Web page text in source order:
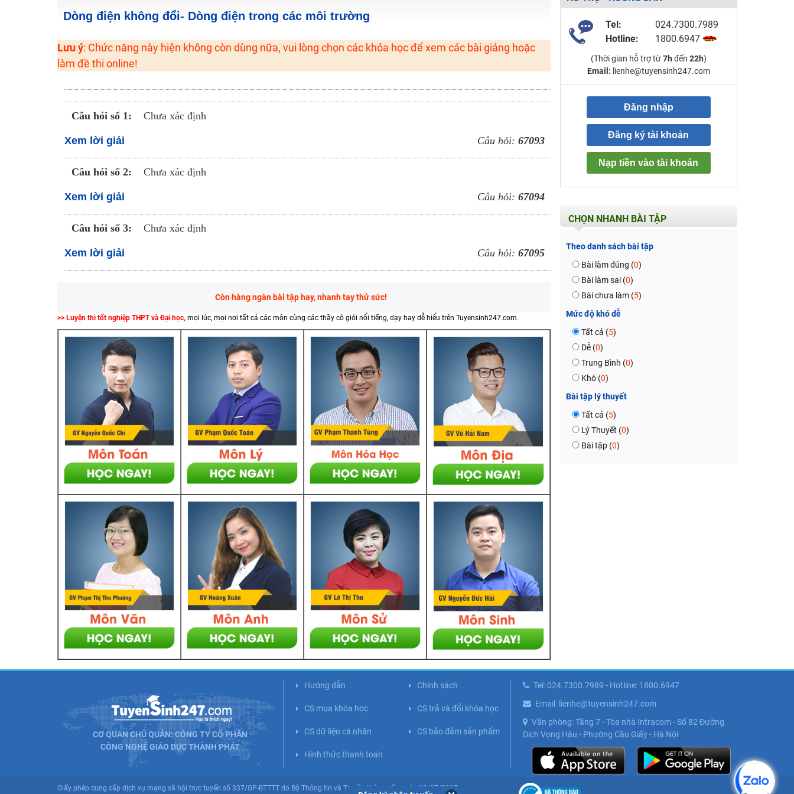
2K6! Lộ Trình Sun 2024 - Ba bước luyện thi TN THPT - ĐH ít nhất 25 điểm
Khuyến Mãi Khoá Học 1K Chỉ Từ 11-13/09/2024
Đồng giá khóa học 499K - 399K (13/11-15/11)
Khai giảng khóa Ngữ văn 7 - xây nền vững chắc cho tương lai!
Luyện thi vào lớp 10 môn Toán, Văn, Hóa, Anh, Lý với giáo viên giỏi và nổi tiếng
Dòng điện không đổi- Dòng điện trong các môi trường
Lưu ý: Chức năng này hiện không còn dùng nữa, vui lòng chọn các khóa học để xem các bài giảng hoặc
làm đề thi online!
Câu hỏi số 1: Chưa xác định
Xem lời giải Câu hỏi: 67093
Câu hỏi số 2: Chưa xác định
Xem lời giải Câu hỏi: 67094
Câu hỏi số 3: Chưa xác định
Xem lời giải Câu hỏi: 67095
Còn hàng ngàn bài tập hay, nhanh tay thử sức!
>> Luyện thi tốt nghiệp THPT và Đại học, mọi lúc, mọi nơi tất cả các môn cùng các thầy cô giỏi nổi tiếng, dạy hay dễ hiểu trên Tuyensinh247.com.
Tel:
024.7300.7989
Hotline:
1800.6947
(Thời gian hỗ trợ từ7h đến 22h)
Email: lienhe@tuyensinh247.com
Đăng nhập
Đăng ký tài khoản
Nạp tiền vào tài khoản
CHỌN NHANH BÀI TẬP
Theo danh sách bài tập
Bài làm đúng (0)
Bài làm sai (0)
Bài chưa làm (5)
Mức độ khó dễ
Tất cả (5)
Dễ (0)
Trung Bình (0)
Khó (0)
Bài tập lý thuyết
Tất cả (5)
Lý Thuyết (0)
Bài tập (0)
CƠ QUAN CHỦ QUẢN: CÔNG TY CỔ PHẦN
CÔNG NGHỆ GIÁO DỤC THÀNH PHÁT
Hướng dẫn Chính sách
CS mua khóa học CS trả và đổi khóa học
CS dữ liệu cá nhân CS bảo đảm sản phẩm
Hình thức thanh toán
Tel: 024.7300.7989 - Hotline: 1800.6947
Email: lienhe@tuyensinh247.com
Văn phòng: Tầng 7 - Tòa nhà Intracom - Số 82 Đường
Dịch Vọng Hậu - Phường Cầu Giấy - Hà Nội
Giấy phép cung cấp dịch vụ mạng xã hội trực tuyến số 337/GP-BTTTT do Bộ Thông tin và Truyền thông cấp ngày 10/07/2017.